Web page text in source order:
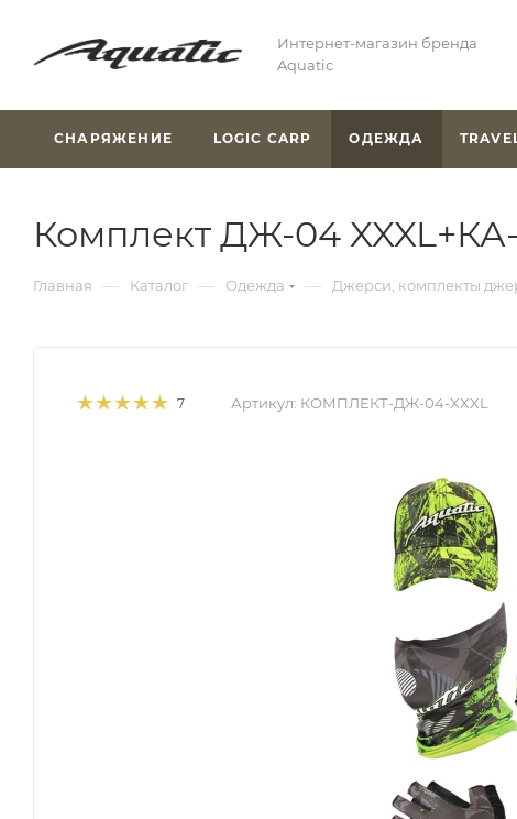
Интернет-магазин бренда
Aquatic
СНАРЯЖЕНИЕ LOGIC CARP ОДЕЖДА
Комплект ДЖ-04
Главная — Каталог — Одежда — Джерси, комплекты
7 Артикул: КОМПЛЕКТ-ДЖ-04-XXXL